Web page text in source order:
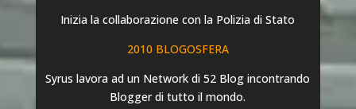
Inizia la collaborazione con la Polizia di Stato
2010 BLOGOSFERA
Syrus lavora ad un Network di 52 Blog incontrando
Blogger di tutto il mondo.